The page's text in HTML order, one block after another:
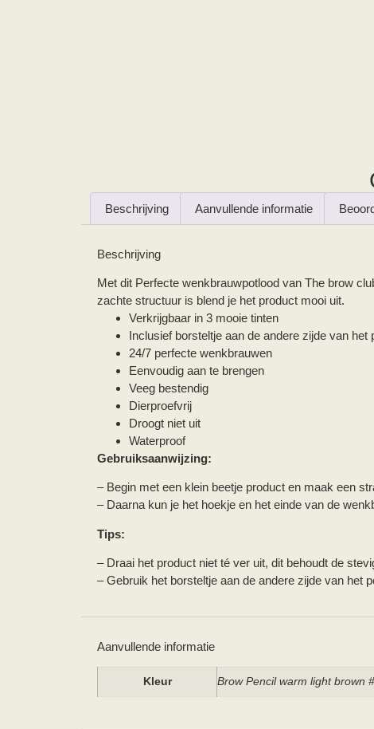
Beschrijving Aanvullende informatie
Beschrijving
Met dit Perfecte wenkbrauwpotlood van The brow
zachte structuur is blend je het product mooi uit.
Verkrijgbaar in 3 mooie tinten
Inclusief borsteltje aan de andere zijde van het
24/7 perfecte wenkbrauwen
Eenvoudig aan te brengen
Veeg bestendig
Dierproefvrij
Droogt niet uit
Waterproof
Gebruiksaanwijzing:
– Begin met een klein beetje product en maak een
– Daarna kun je het hoekje en het einde van de
Tips:
– Draai het product niet té ver uit, dit behoudt de
– Gebruik het borsteltje aan de andere zijde van het
Aanvullende informatie
Kleur Brow Pencil warm light brown